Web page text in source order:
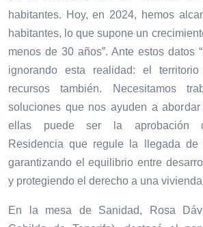
habitantes. Hoy, en 2024, hemos
habitantes, lo que supone un
menos de 30 años”. Ante estos datos
ignorando esta realidad: el
recursos también. Necesitamos
soluciones que nos ayuden a
ellas puede ser la
Residencia que regule la llegada de
garantizando el equilibrio entre
y protegiendo el derecho a una
En la mesa de Sanidad, Rosa